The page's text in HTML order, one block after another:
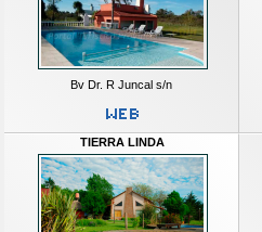
Bv Dr. R Juncal s/n
TIERRA LINDA